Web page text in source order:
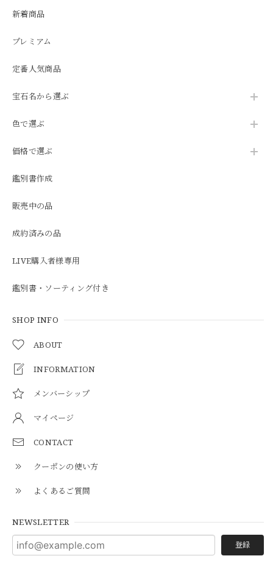
新着商品
プレミアム
定番人気商品
宝石名から選ぶ
色で選ぶ
価格で選ぶ
鑑別書作成
販売中の品
成約済みの品
LIVE購入者様専用
鑑別書・ソーティング付き
SHOP INFO
ABOUT
INFORMATION
メンバーシップ
マイページ
CONTACT
クーポンの使い方
よくあるご質問
NEWSLETTER
登録